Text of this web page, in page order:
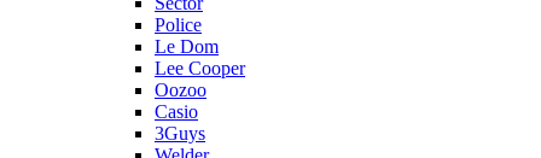
Police
Le Dom
Lee Cooper
Oozoo
Casio
3Guys